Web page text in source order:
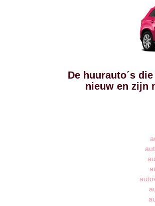
De huurauto´s
nieuw en zijn